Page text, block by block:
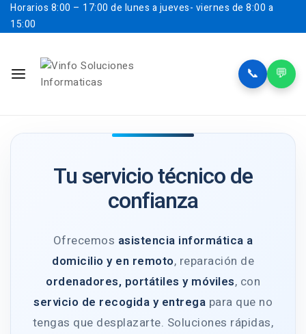
Horarios 8:00 – 17:00 de lunes a jueves- viernes de 8:00 a
15:00
📞 💬
Tu servicio técnico de
confianza
Ofrecemos asistencia informática a
domicilio y en remoto, reparación de
ordenadores, portátiles y móviles, con
servicio de recogida y entrega para que no
tengas que desplazarte. Soluciones rápidas,